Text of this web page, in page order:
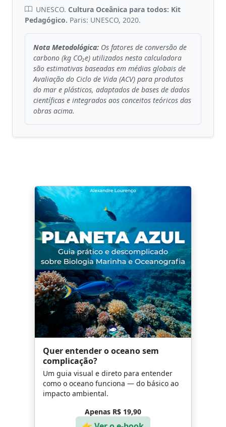
UNESCO. Cultura Oceânica para todos: Kit
Pedagógico. Paris: UNESCO, 2020.
Nota Metodológica: Os fatores de conversão de
carbono (kg CO₂e) utilizados nesta calculadora
são estimativas baseadas em médias globais de
Avaliação do Ciclo de Vida (ACV) para produtos
do mar e plásticos, adaptados de bases de dados
científicas e integrados aos conceitos teóricos das
obras acima.
Quer entender o oceano sem
complicação?
Um guia visual e direto para entender
como o oceano funciona — do básico ao
impacto ambiental.
Apenas R$ 19,90